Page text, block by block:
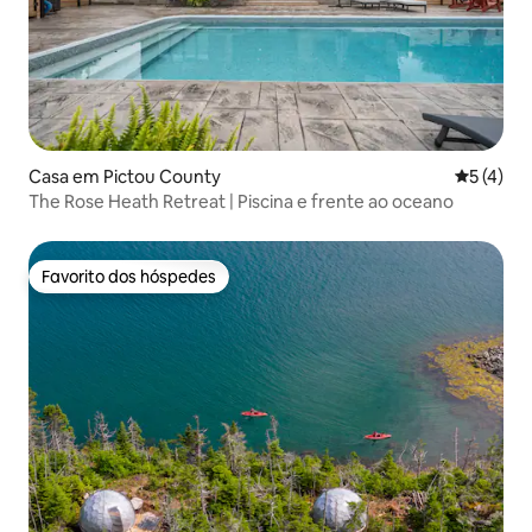
Casa em Pictou County
5 (4)
The Rose Heath Retreat | Piscina e frente ao oceano
Favorito dos hóspedes
Favorito dos hóspedes